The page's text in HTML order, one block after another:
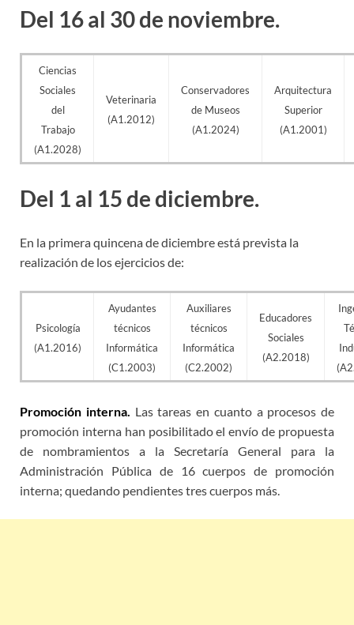
Del 16 al 30 de noviembre.
Ciencias
Sociales
del
Trabajo
(A1.2028)
Veterinaria
(A1.2012)
Conservadores
de Museos
(A1.2024)
Arquitectura
Superior
(A1.2001)
Del 1 al 15 de diciembre.
En la primera quincena de diciembre está prevista la
realización de los ejercicios de:
Psicología
(A1.2016)
Ayudantes
técnicos
Informática
(C1.2003)
Auxiliares
técnicos
Informática
(C2.2002)
Educadores
Sociales
(A2.2018)
Promoción interna. Las tareas en cuanto a procesos de
promoción interna han posibilitado el envío de propuesta
de nombramientos a la Secretaría General para la
Administración Pública de 16 cuerpos de promoción
interna; quedando pendientes tres cuerpos más.